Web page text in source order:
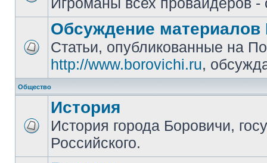
Обсуждение материалов
Статьи, опубликованные на
http://www.borovichi.ru,
Общество
История
История города Боровичи,
Российского.